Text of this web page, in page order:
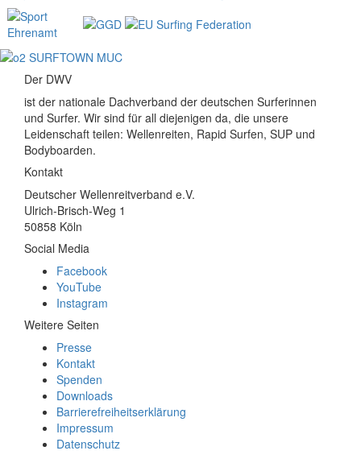
Der DWV
ist der nationale Dachverband der deutschen Surferinnen
und Surfer. Wir sind für all diejenigen da, die unsere
Leidenschaft teilen: Wellenreiten, Rapid Surfen, SUP und
Bodyboarden.
Kontakt
Deutscher Wellenreitverband e.V.
Ulrich-Brisch-Weg 1
50858 Köln
Social Media
Facebook
YouTube
Instagram
Weitere Seiten
Presse
Kontakt
Spenden
Downloads
Barrierefreiheitserklärung
Impressum
Datenschutz